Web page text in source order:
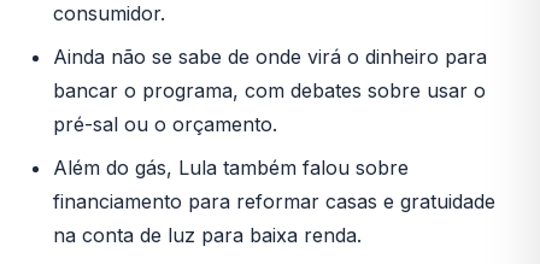
consumidor.
Ainda não se sabe de onde virá o dinheiro para
bancar o programa, com debates sobre usar o
pré-sal ou o orçamento.
Além do gás, Lula também falou sobre
financiamento para reformar casas e gratuidade
na conta de luz para baixa renda.